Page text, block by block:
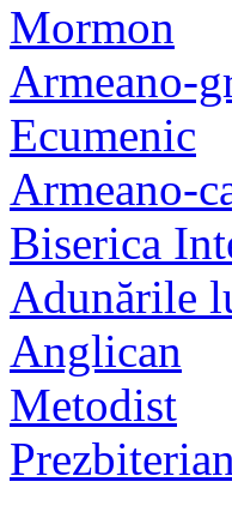
Mormon
Armeano-
Ecumenic
Armeano-
Biserica
Adunările
Anglican
Metodist